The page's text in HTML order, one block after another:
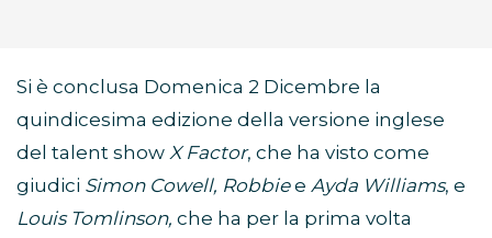
Si è conclusa Domenica 2 Dicembre la
quindicesima edizione della versione inglese
del talent show X Factor, che ha visto come
giudici Simon Cowell, Robbiee Ayda Williams, e
Louis Tomlinson, che ha per la prima volta